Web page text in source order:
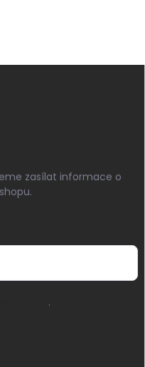
zasílat informace o
.